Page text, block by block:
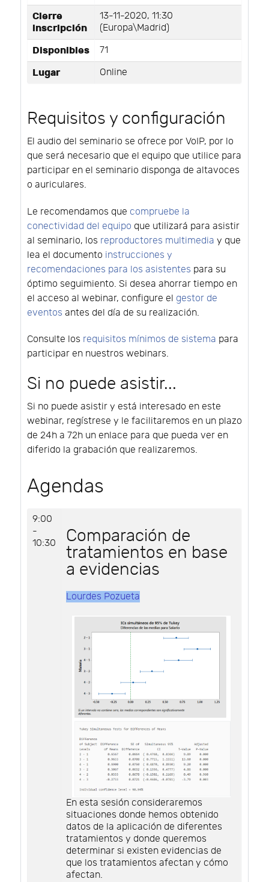
Cierre
inscripción
13-11-2020, 11:30
(Europa\Madrid)
Disponibles 71
Lugar Online
Requisitos y configuración
El audio del seminario se ofrece por VoIP, por lo
que será necesario que el equipo que utilice para
participar en el seminario disponga de altavoces
o auriculares.
Le recomendamos que compruebe la
conectividad del equipo que utilizará para asistir
al seminario, los reproductores multimedia y que
lea el documento instrucciones y
recomendaciones para los asistentes para su
óptimo seguimiento. Si desea ahorrar tiempo en
el acceso al webinar, configure el gestor de
eventos antes del día de su realización.
Consulte los requisitos mínimos de sistema para
participar en nuestros webinars.
Si no puede asistir...
Si no puede asistir y está interesado en este
webinar, regístrese y le facilitaremos en un plazo
de 24h a 72h un enlace para que pueda ver en
diferido la grabación que realizaremos.
Agendas
9:00
-
10:30
Comparación de
tratamientos en base
a evidencias
Lourdes Pozueta
En esta sesión consideraremos
situaciones donde hemos obtenido
datos de la aplicación de diferentes
tratamientos y donde queremos
determinar si existen evidencias de
que los tratamientos afectan y cómo
afectan.